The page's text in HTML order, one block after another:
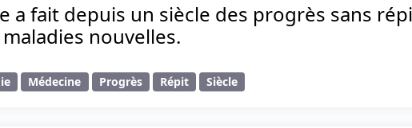
a fait depuis un siècle des progrès sans
nouvelles.
Médecine Progrès Répit Siècle